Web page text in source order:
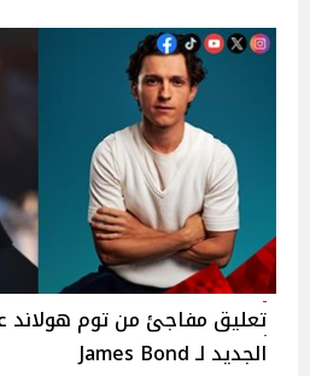
تعليق مفاجئ من توم هولاند
الجديد لـ James Bond